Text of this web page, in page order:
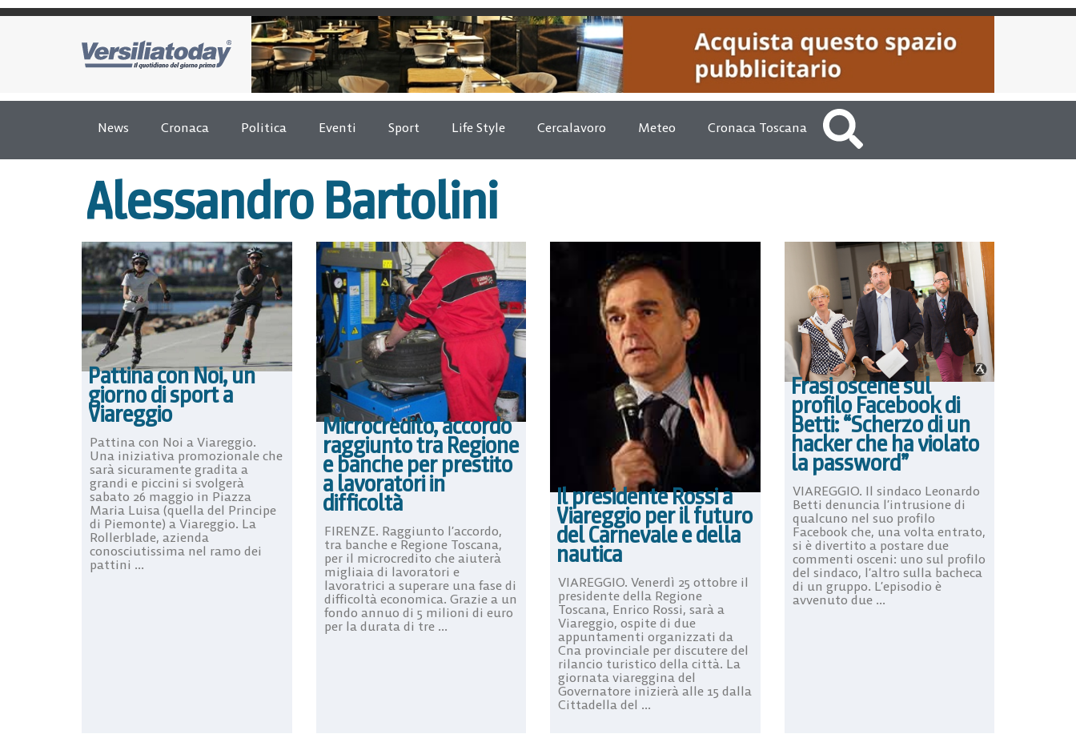
News Cronaca Politica Eventi Sport Life Style Cercalavoro Meteo Cronaca Toscana
Alessandro Bartolini
Pattina con Noi, un
giorno di sport a
Viareggio
Pattina con Noi a Viareggio.
Una iniziativa promozionale che
sarà sicuramente gradita a
grandi e piccini si svolgerà
sabato 26 maggio in Piazza
Maria Luisa (quella del Principe
di Piemonte) a Viareggio. La
Rollerblade, azienda
conosciutissima nel ramo dei
pattini ...
Microcredito, accordo
raggiunto tra Regione
e banche per prestito
a lavoratori in
difficoltà
FIRENZE. Raggiunto l’accordo,
tra banche e Regione Toscana,
per il microcredito che aiuterà
migliaia di lavoratori e
lavoratrici a superare una fase di
difficoltà economica. Grazie a un
fondo annuo di 5 milioni di euro
per la durata di tre ...
Il presidente Rossi a
Viareggio per il futuro
del Carnevale e della
nautica
VIAREGGIO. Venerdì 25 ottobre il
presidente della Regione
Toscana, Enrico Rossi, sarà a
Viareggio, ospite di due
appuntamenti organizzati da
Cna provinciale per discutere del
rilancio turistico della città. La
giornata viareggina del
Governatore inizierà alle 15 dalla
Cittadella del ...
Frasi oscene sul
profilo Facebook di
Betti: “Scherzo di un
hacker che ha violato
la password”
VIAREGGIO. Il sindaco Leonardo
Betti denuncia l’intrusione di
qualcuno nel suo profilo
Facebook che, una volta entrato,
si è divertito a postare due
commenti osceni: uno sul profilo
del sindaco, l’altro sulla bacheca
di un gruppo. L’episodio è
avvenuto due ...